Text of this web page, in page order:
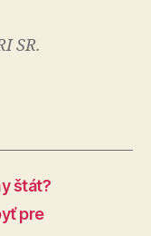
SR.
štát?
pre